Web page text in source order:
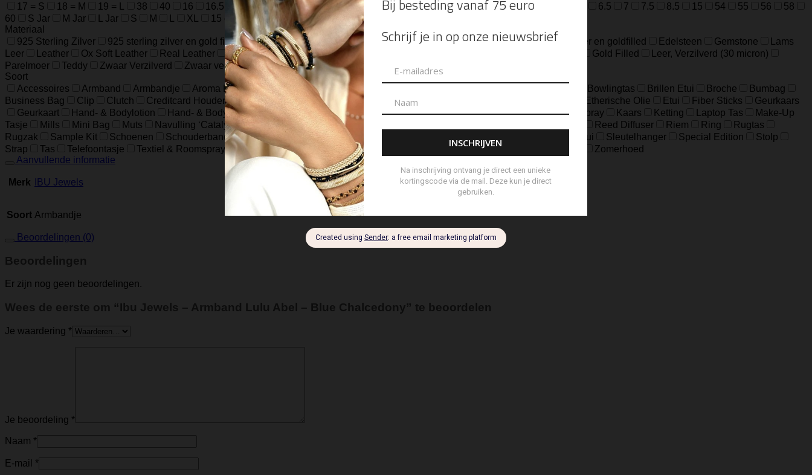
17 = S
18 = M 19 = L 38 40 16 16.5 17.5 18.5 37 39 41 L/XL S/M XXS/XS 48=S 50=M 6.5 7 7.5 8.5 15 54 55 56
58
60
S Jar M Jar L Jar S M XL
15 cm / 5.9 inch
Materiaal
925 Sterling Zilver
925 sterling zilver en gold filled 925 sterling Zilver geoxideerd, Goldfilled 925 sterling zilver, geoxideerd zilver en goldfilled Edelsteen Gemstone
Lams
Leer
Leather Ox Soft Leather Real Leather Runder Leer Zilver Verguld Gold Filled
Leer, Verzilverd (30 micron)
Parelmoer
Teddy Zwaar Verzilverd
Zwaar verzilverd (15 micron)
Soort
Accessoires
Armband Armbandje Aroma Diffuser Autogeur Avondtasje Bowlingtas Brillen Etui Broche
Bumbag
Business Bag
Clip Clutch Creditcard Houder Creditcard Wallet Crossbody Eau de Parfum Etherische Olie Etui Fiber Sticks
Geurkaars
Geurkaart
Hand- & Bodylotion Hand- & Bodywash Handschoen Handtas Hanger Heuptas Hoed Hoedje Home-Spray Kaars Ketting Laptop Tas
Make-Up
Tasje
Mills Mini Bag Muts Navulling ‘Catalytic’ Geurbrander Navulling Reed Diffuser Reed Diffuser Riem Ring
Rugtas
Rugzak
Sample Kit Schoenen Schouderband schoudertas Set Lont-trimmer en Kaarsendover Sleuteletui Sleutelhanger Special Edition
Stolp
Strap
Tas Telefoontasje Textiel & Roomspray Toilettas Tote Bag Travel Weekendtas Wierookstokjes
Zomerhoed
Aanvullende informatie
Merk IBU Jewels
Soort Armbandje
Beoordelingen (0)
Beoordelingen
Er zijn nog geen beoordelingen.
Wees de eerste om “Ibu Jewels – Armband Lulu Abel – Blue Chalcedony” te beoordelen
Je waardering *
Je beoordeling *
Naam *
E-mail *